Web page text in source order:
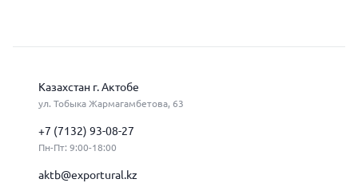
Казахстан г. Актобе
ул. Тобыка Жармагамбетова, 63
+7 (7132) 93-08-27
Пн-Пт: 9:00-18:00
aktb@exportural.kz